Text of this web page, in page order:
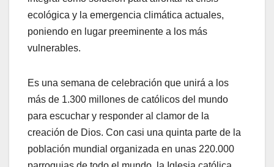
ecológica y la emergencia climática actuales,
poniendo en lugar preeminente a los más
vulnerables.
Es una semana de celebración que unirá a los
más de 1.300 millones de católicos del mundo
para escuchar y responder al clamor de la
creación de Dios. Con casi una quinta parte de la
población mundial organizada en unas 220.000